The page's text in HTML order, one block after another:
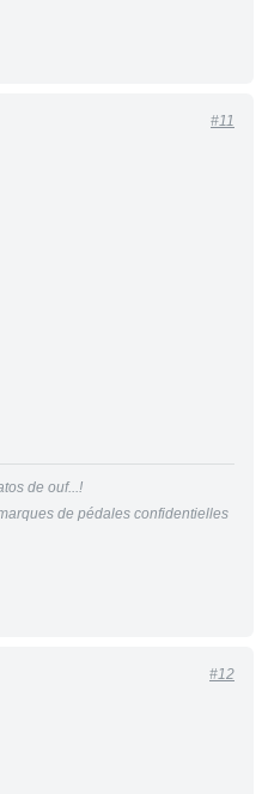
#11
de ouf...!
de pédales confidentielles
#12